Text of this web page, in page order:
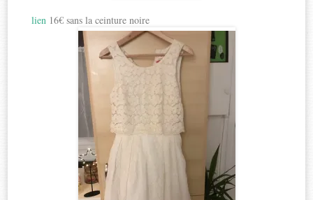
lien 16€ sans la ceinture noire